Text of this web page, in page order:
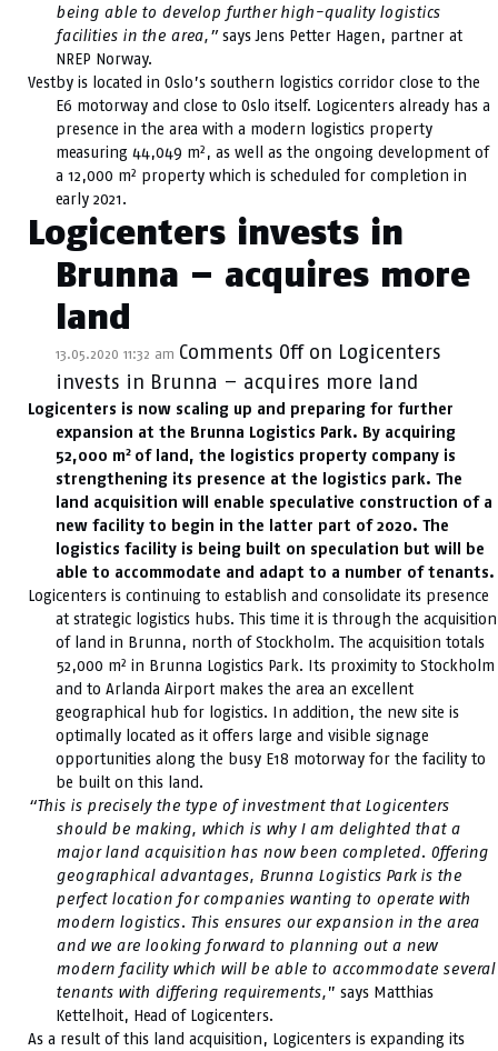
being able to develop further high-quality logistics
facilities in the area,”says Jens Petter Hagen, partner at
NREP Norway.
Vestby is located in Oslo’s southern logistics corridor close to the
E6 motorway and close to Oslo itself. Logicenters already has a
presence in the area with a modern logistics property
measuring 44,049 m², as well as the ongoing development of
a 12,000 m² property which is scheduled for completion in
early 2021.
Logicenters invests in
Brunna – acquires more
land
13.05.2020 11:32 am Comments Offon Logicenters
invests in Brunna – acquires more land
Logicenters is now scaling up and preparing for further
expansion at the Brunna Logistics Park. By acquiring
52,000 m2 of land, the logistics property company is
strengthening its presence at the logistics park. The
land acquisition will enable speculative construction of a
new facility to begin in the latter part of 2020. The
logistics facility is being built on speculation but will be
able to accommodate and adapt to a number of tenants.
Logicenters is continuing to establish and consolidate its presence
at strategic logistics hubs. This time it is through the acquisition
of land in Brunna, north of Stockholm. The acquisition totals
52,000 m² in Brunna Logistics Park. Its proximity to Stockholm
and to Arlanda Airport makes the area an excellent
geographical hub for logistics. In addition, the new site is
optimally located as it offers large and visible signage
opportunities along the busy E18 motorway for the facility to
be built on this land.
“This is precisely the type of investment that Logicenters
should be making, which is why I am delighted that a
major land acquisition has now been completed. Offering
geographical advantages, Brunna Logistics Park is the
perfect location for companies wanting to operate with
modern logistics. This ensures our expansion in the area
and we are looking forward to planning out a new
modern facility which will be able to accommodate several
tenants with differing requirements,” says Matthias
Kettelhoit, Head of Logicenters.
As a result of this land acquisition, Logicenters is expanding its